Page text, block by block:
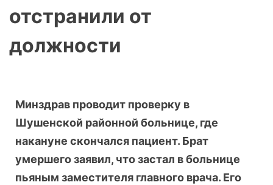
отстранили от
должности
Минздрав проводит проверку в
Шушенской районной больнице, где
накануне скончался пациент. Брат
умершего заявил, что застал в больнице
пьяным заместителя главного врача. Его